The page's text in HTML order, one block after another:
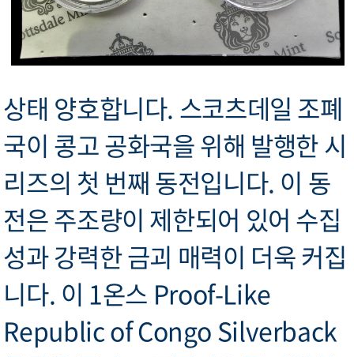
상태 양호합니다. 스코츠데일 조폐
국이 콩고 공화국을 위해 발행한 시
리즈의 첫 번째 동전입니다. 이 동
전은 주조량이 제한되어 있어 수집
성과 강력한 금괴 매력이 더욱 커집
니다. 이 1온스 Proof-Like
Republic of Congo Silverback